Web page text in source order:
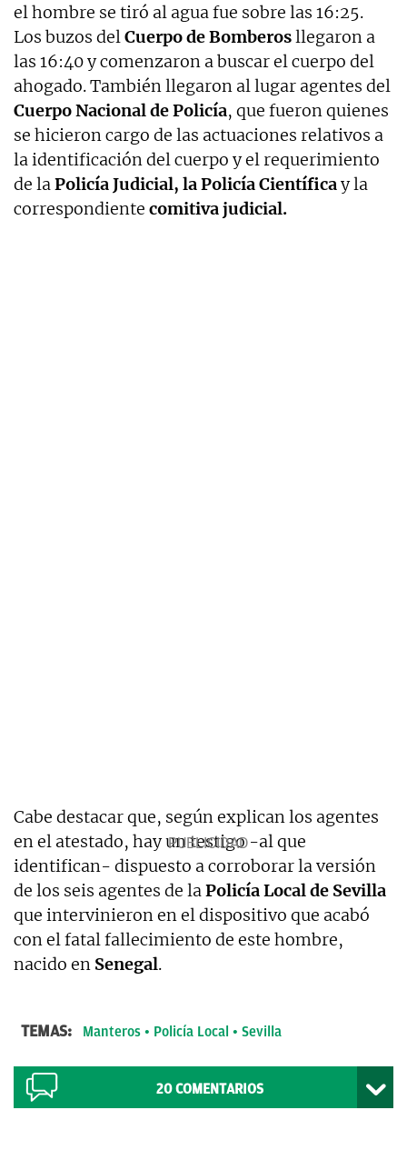
el hombre se tiró al agua fue sobre las 16:25.
Los buzos delCuerpo de Bomberosllegaron a
las 16:40 y comenzaron a buscar el cuerpo del
ahogado. También llegaron al lugar agentes del
Cuerpo Nacional de Policía, que fueron quienes
se hicieron cargo de las actuaciones relativos a
la identificación del cuerpo y el requerimiento
de laPolicía Judicial, la Policía Científicay la
correspondiente comitiva judicial.
Cabe destacar que, según explican los agentes
en el atestado, hay un testigo -al que
identifican- dispuesto a corroborar la versión
de los seis agentes de laPolicía Local de Sevilla
que intervinieron en el dispositivo que acabó
con el fatal fallecimiento de este hombre,
nacido en Senegal.
TEMAS: Manteros Policía Local Sevilla
20COMENTARIOS